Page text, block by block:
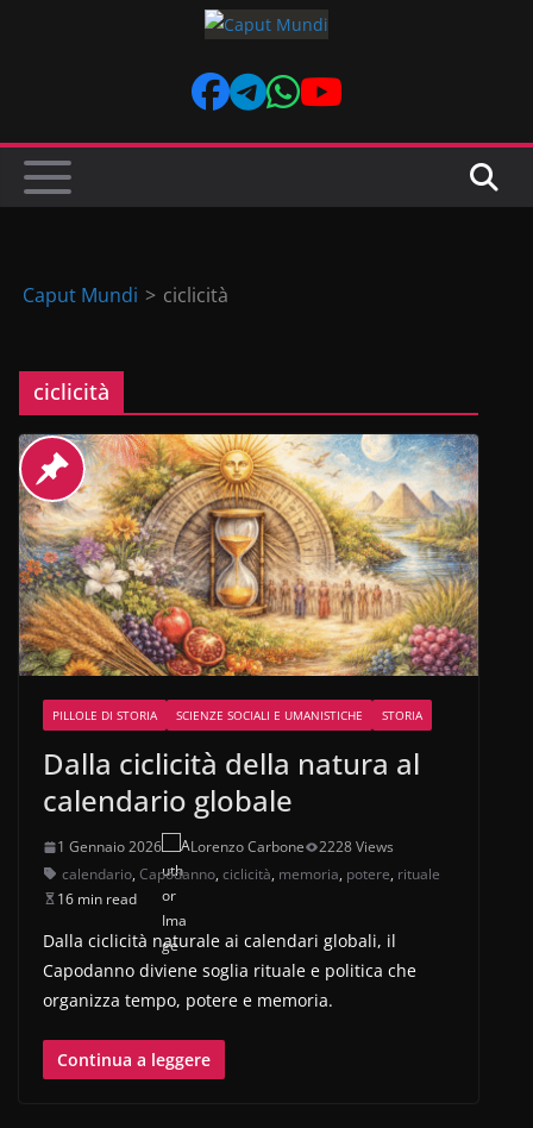
Caput Mundi > ciclicità
ciclicità
PILLOLE DI STORIA SCIENZE SOCIALI E UMANISTICHE STORIA
Dalla ciclicità della natura al
calendario globale
1 Gennaio 2026 Lorenzo Carbone
2228 Views
calendario, Capodanno, ciclicità, memoria, potere, rituale
16 min read
Dalla ciclicità naturale ai calendari globali, il
Capodanno diviene soglia rituale e politica che
organizza tempo, potere e memoria.
Continua a leggere